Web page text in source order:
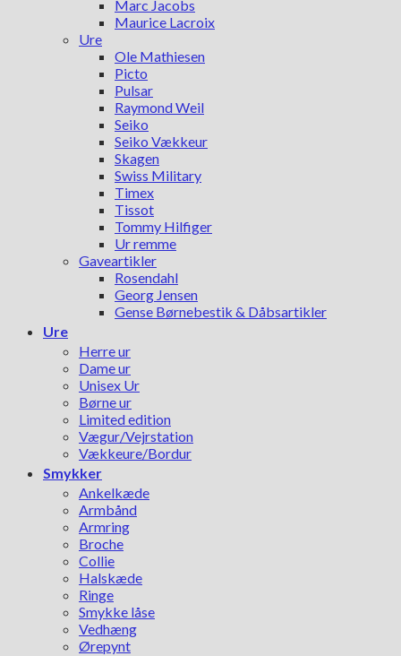
Marc Jacobs
Maurice Lacroix
Ure
Ole Mathiesen
Picto
Pulsar
Raymond Weil
Seiko
Seiko Vækkeur
Skagen
Swiss Military
Timex
Tissot
Tommy Hilfiger
Ur remme
Gaveartikler
Rosendahl
Georg Jensen
Gense Børnebestik & Dåbsartikler
Ure
Herre ur
Dame ur
Unisex Ur
Børne ur
Limited edition
Vægur/Vejrstation
Vækkeure/Bordur
Smykker
Ankelkæde
Armbånd
Armring
Broche
Collie
Halskæde
Ringe
Smykke låse
Vedhæng
Ørepynt